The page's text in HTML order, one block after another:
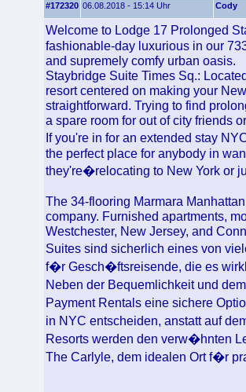
#172320 06.08.2018 - 15:14 Uhr Cody
Welcome to Lodge 17 Prolonged
fashionable-day luxurious in our
and supremely comfy urban oasis.
Staybridge Suite Times Sq.:
resort centered on making your
straightforward. Trying to find
a spare room for out of city friends
If you're in for an extended stay
the perfect place for anybody in
they're�relocating to New York or
The 34-flooring Marmara
company. Furnished apartments,
Westchester, New Jersey, and
Suites sind sicherlich eines von
f�r Gesch�ftsreisende, die es
Neben der Bequemlichkeit und
Payment Rentals eine sichere
in NYC entscheiden, anstatt auf
Resorts werden den verw�hnten
The Carlyle, dem idealen Ort f�r